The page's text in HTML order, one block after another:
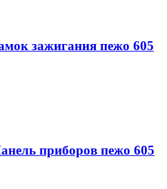
зажигания пежо 605
приборов пежо 605